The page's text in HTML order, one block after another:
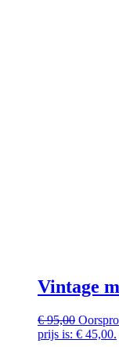
Vintage
€95,00
prijs is: € 45,00.